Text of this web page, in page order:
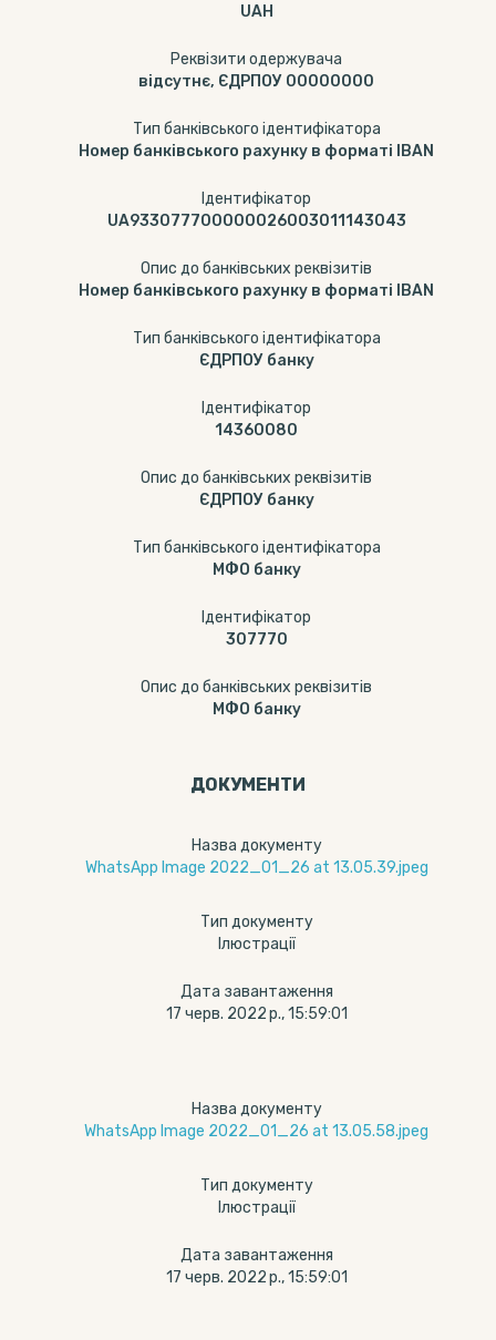
UAH
Реквізити одержувача
відсутнє, ЄДРПОУ 00000000
Тип банківського ідентифікатора
Номер банківського рахунку в форматі IBAN
Ідентифікатор
UA933077700000026003011143043
Опис до банківських реквізитів
Номер банківського рахунку в форматі IBAN
Тип банківського ідентифікатора
ЄДРПОУ банку
Ідентифікатор
14360080
Опис до банківських реквізитів
ЄДРПОУ банку
Тип банківського ідентифікатора
МФО банку
Ідентифікатор
307770
Опис до банківських реквізитів
МФО банку
ДОКУМЕНТИ
Назва документу
WhatsApp Image 2022_01_26 at 13.05.39.jpeg
Тип документу
Ілюстрації
Дата завантаження
17 черв. 2022 р., 15:59:01
Назва документу
WhatsApp Image 2022_01_26 at 13.05.58.jpeg
Тип документу
Ілюстрації
Дата завантаження
17 черв. 2022 р., 15:59:01